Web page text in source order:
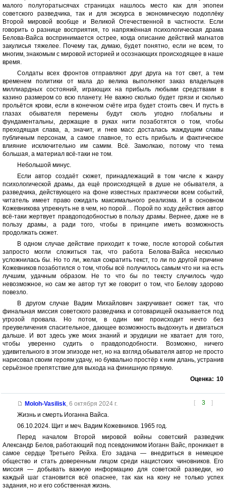
малого полуторатысячах страницах нашлось место как для эпопеи
советского разведчика, так и для экскурса в экономическую подоплёку
Второй мировой вообще и Великой Отечественной в частности. Если
говорить о разнице восприятия, то напряжённая психологическая драма
Белова-Вайса воспринимается острее, когда описание действий магнатов
закулисья тяжелее. Почему так, думаю, будет понятно, если не всем, то
многим, знакомым с мировой историей и осознающих происходящее в наше
время.
Солдаты всех фронтов отправляют друг друга на тот свет, а тем
временем политики от мала до велика выполняют заказ владельцев
миллиардных состояний, играющих на прибыль любыми средствами в
казино размером со всю планету. Не важно сколько будет грязи и сколько
прольётся крови, если в конечном счёте игра будет стоить свеч. И пусть в
глазах обывателя перемены будут сколь угодно глобальны и
фундаментальны, держащие в руках нити позаботятся о том, чтобы
преходящая слава, а, значит, и гнев масс досталась жаждущим славы
публичным персонам, а самое главное, то есть прибыль и фактическое
влияние исключительно им самим. Всё. Замолкаю, потому что тема
большая, а материал всё-таки не том.
Небольшой минус.
Если автор создаёт сюжет, принадлежащий в том числе к жанру
психологической драмы, да ещё происходящей в душе не обывателя, а
разведчика, действующего на фоне известных практически всем событий,
читатель имеет право ожидать максимального реализма. И в основном
Кожевникова упрекнуть не в чем, но порой… Порой по ходу действия автор
всё-таки жертвует правдоподобностью в пользу драмы. Вернее, даже не в
пользу драмы, а ради того, чтобы в принципе иметь возможность
продолжать сюжет.
В одном случае действие приходит к точке, после которой события
запросто могли сложиться так, что работа Белова-Вайса несколько
усложнилась бы. Но то ли, желая сократить текст, то ли по другой причине
Кожевников позаботился о том, чтобы всё получилось самым что ни на есть
лучшим, удачным образом. Не то что бы по тексту случилось чудо
невозможное, но сам же автор тут же говорит о том, что Белову здорово
повезло.
В другом случае Вадим Михайлович закручивает сюжет так, что
финальная миссия советского разведчика и сотоварищей оказывается под
угрозой провала. Но потом, в один миг происходит нечто без
преувеличения спасительное, дающее возможность выдохнуть и двигаться
дальше. И вот здесь уже моих знаний и эрудиции не хватает для того,
чтобы уверенно судить о правдоподобности. Возможно, ничего
удивительного в этом эпизоде нет, но на взгляд обывателя автор не просто
нарисовал своим героям удачу, но буквально простёр к ним длань, устранив
серьёзное препятствие для выхода на финишную прямую.
Оценка: 10
[ 3 ]
Moloh-Vasilisk, 6 октября 2024 г.
Жизнь и смерть Иоганна Вайса.
06.10.2024. Щит и меч. Вадим Кожевников. 1965 год.
Перед началом Второй мировой войны советский разведчик
Александр Белов, работающий под псевдонимом Иоганн Вайс, проникает в
самое сердце Третьего Рейха. Его задача — внедриться в немецкое
общество и стать доверенным лицом среди нацистских чиновников. Его
миссия — добывать важную информацию для советской разведки, но
каждый шаг становится всё опаснее, так как на кону не только успех
задания, но и его собственная жизнь.